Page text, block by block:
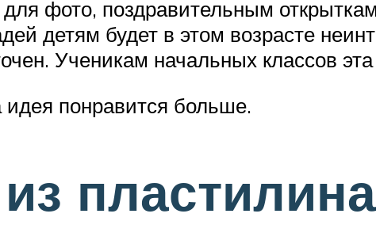
фото, поздравительным
детям будет в этом возрасте
Ученикам начальных классов
понравится больше.